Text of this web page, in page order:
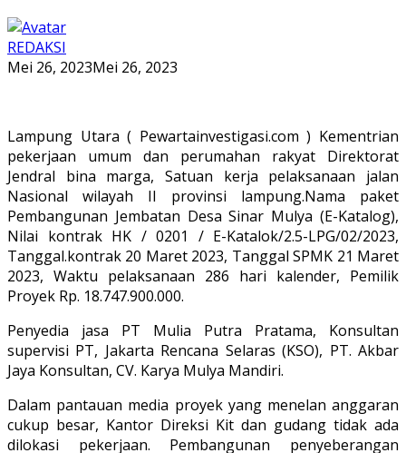
REDAKSI
Mei 26, 2023Mei 26, 2023
Lampung Utara ( Pewartainvestigasi.com ) Kementrian
pekerjaan umum dan perumahan rakyat Direktorat
Jendral bina marga, Satuan kerja pelaksanaan jalan
Nasional wilayah II provinsi lampung.Nama paket
Pembangunan Jembatan Desa Sinar Mulya (E-Katalog),
Nilai kontrak HK / 0201 / E-Katalok/2.5-LPG/02/2023,
Tanggal.kontrak 20 Maret 2023, Tanggal SPMK 21 Maret
2023, Waktu pelaksanaan 286 hari kalender, Pemilik
Proyek Rp. 18.747.900.000.
Penyedia jasa PT Mulia Putra Pratama, Konsultan
supervisi PT, Jakarta Rencana Selaras (KSO), PT. Akbar
Jaya Konsultan, CV. Karya Mulya Mandiri.
Dalam pantauan media proyek yang menelan anggaran
cukup besar, Kantor Direksi Kit dan gudang tidak ada
dilokasi pekerjaan. Pembangunan penyeberangan